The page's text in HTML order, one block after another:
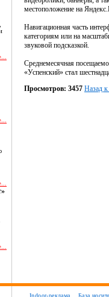
местоположение на
Навигационная часть
категориям или на
звуковой подсказкой.
Среднемесячная
«Успенский» стал
Просмотров: 3457 Назад к
Indoor-реклама База